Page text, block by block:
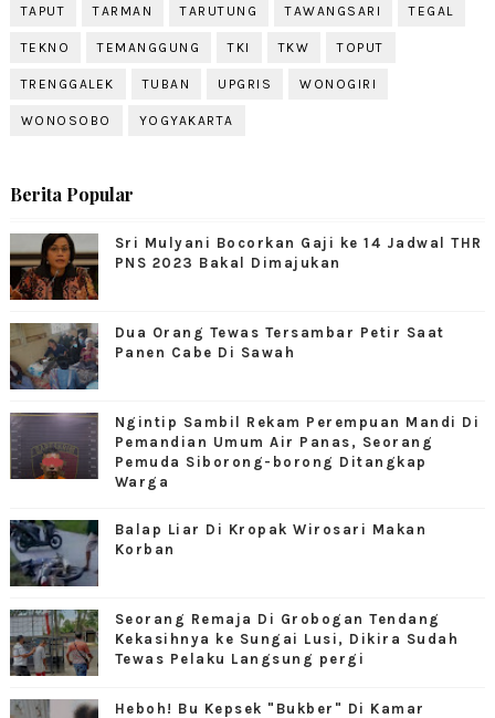
TAPUT TARMAN TARUTUNG TAWANGSARI TEGAL
TEKNO TEMANGGUNG TKI TKW TOPUT
TRENGGALEK TUBAN UPGRIS WONOGIRI
WONOSOBO YOGYAKARTA
Berita Popular
Sri Mulyani Bocorkan Gaji ke 14 Jadwal THR
PNS 2023 Bakal Dimajukan
Dua Orang Tewas Tersambar Petir Saat
Panen Cabe Di Sawah
Ngintip Sambil Rekam Perempuan Mandi Di
Pemandian Umum Air Panas, Seorang
Pemuda Siborong-borong Ditangkap
Warga
Balap Liar Di Kropak Wirosari Makan
Korban
Seorang Remaja Di Grobogan Tendang
Kekasihnya ke Sungai Lusi, Dikira Sudah
Tewas Pelaku Langsung pergi
Heboh! Bu Kepsek "Bukber" Di Kamar